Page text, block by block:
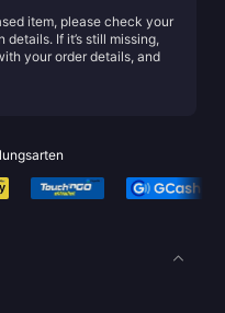
item, please check your
If it’s still missing,
your order details, and